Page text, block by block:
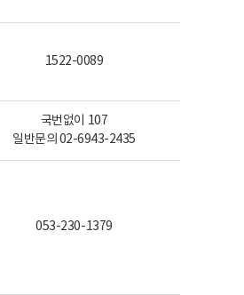
1522-0089
국번없이 107
일반문의 02-6943-2435
053-230-1379